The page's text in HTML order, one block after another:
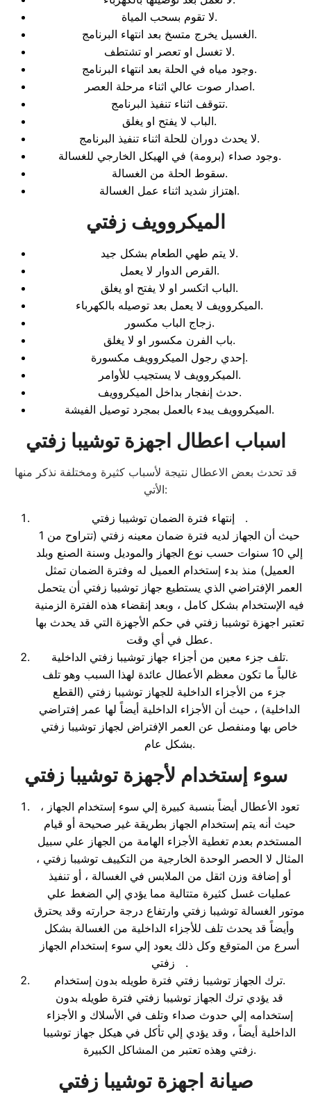
لا تقوم بسحب المياة.
الغسيل يخرج متسخ بعد انتهاء البرنامج.
لا تغسل او تعصر او تشتطف.
وجود مياه في الحلة بعد انتهاء البرنامج.
اصدار صوت عالي اثناء مرحلة العصر.
تتوقف اثناء تنفيذ البرنامج.
الباب لا يفتح او يغلق.
لا يحدث دوران للحلة اثناء تنفيذ البرنامج.
وجود صداء (برومة) في الهيكل الخارجي للغسالة.
سقوط الحلة من الغسالة.
اهتزاز شديد اثناء عمل الغسالة.
الميكروويف زفتي
لا يتم طهي الطعام بشكل جيد.
القرص الدوار لا يعمل.
الباب اتكسر او لا يفتح او يغلق.
الميكروويف لا يعمل بعد توصيله بالكهرباء.
زجاج الباب مكسور.
باب الفرن مكسور او لا يغلق.
إحدي رجول الميكروويف مكسورة.
الميكروويف لا يستجيب للأوامر.
حدث إنفجار بداخل الميكروويف.
الميكروويف يبدء بالعمل بمجرد توصيل الفيشة.
اسباب اعطال اجهزة توشيبا زفتي
قد تحدث بعض الاعطال نتيجة لأسباب كثيرة ومختلفة نذكر منها
الأتي:
إنتهاء فترة الضمان توشيبا زفتي .
حيث أن الجهاز لديه فترة ضمان معينه زفتي (تتراوح من 1
إلي 10 سنوات حسب نوع الجهاز والموديل وسنة الصنع وبلد
العميل) منذ بدء إستخدام العميل له وفترة الضمان تمثل
العمر الإفتراضي الذي يستطيع جهاز توشيبا زفتي أن يتحمل
فيه الإستخدام بشكل كامل ، وبعد إنقضاء هذه الفترة الزمنية
تعتبر اجهزة توشيبا زفتي في حكم الأجهزة التي قد يحدث بها
عطل في أي وقت.
تلف جزء معين من أجزاء جهاز توشيبا زفتي الداخلية.
غالباً ما تكون معظم الأعطال عائدة لهذا السبب وهو تلف
جزء من الأجزاء الداخلية للجهاز توشيبا زفتي (القطع
الداخلية) ، حيث أن الأجزاء الداخلية أيضاً لها عمر إفتراضي
خاص بها ومنفصل عن العمر الإفتراض لجهاز توشيبا زفتي
بشكل عام.
سوء إستخدام لأجهزة توشيبا زفتي
تعود الأعطال أيضاً بنسبة كبيرة إلي سوء إستخدام الجهاز ،
حيث أنه يتم إستخدام الجهاز بطريقة غير صحيحة أو قيام
المستخدم بعدم تغطية الأجزاء الهامة من الجهاز علي سبيل
المثال لا الحصر الوحدة الخارجية من التكييف توشيبا زفتي ،
أو إضافة وزن اثقل من الملابس في الغسالة ، أو تنفيذ
عمليات غسل كثيرة متتالية مما يؤدي إلي الضغط علي
موتور الغسالة توشيبا زفتي وارتفاع درجة حرارته وقد يحترق
وأيضاً قد يحدث تلف للأجزاء الداخلية من الغسالة بشكل
أسرع من المتوقع وكل ذلك يعود إلي سوء إستخدام الجهاز
زفتي .
ترك الجهاز توشيبا زفتي فترة طويله بدون إستخدام.
قد يؤدي ترك الجهاز توشيبا زفتي فترة طويله بدون
إستخدامه إلي حدوث صداء وتلف في الأسلاك و الأجزاء
الداخلية أيضاً ، وقد يؤدي إلي تأكل في هيكل جهاز توشيبا
زفتي وهذه تعتبر من المشاكل الكبيرة.
صيانة اجهزة توشيبا زفتي